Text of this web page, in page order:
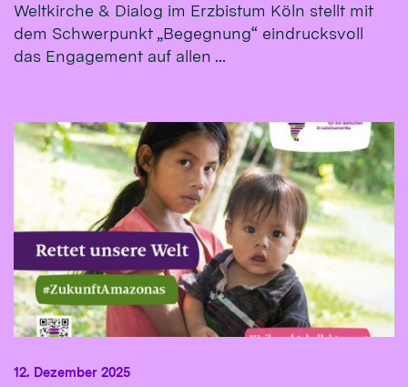
Weltkirche & Dialog im Erzbistum Köln stellt mit
dem Schwerpunkt „Begegnung“ eindrucksvoll
das Engagement auf allen ...
12. Dezember 2025